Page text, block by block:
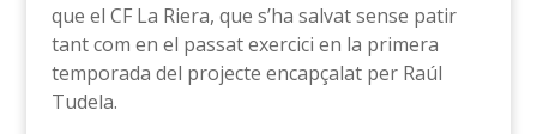
que el CF La Riera, que s’ha salvat sense patir
tant com en el passat exercici en la primera
temporada del projecte encapçalat per Raúl
Tudela.